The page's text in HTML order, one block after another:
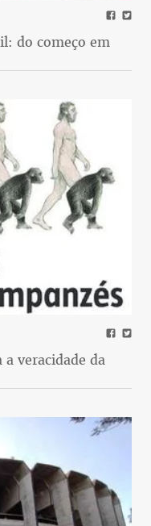
do começo em
veracidade da